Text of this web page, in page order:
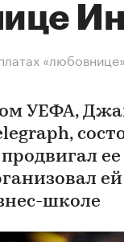
УЕФА,
ее
школе